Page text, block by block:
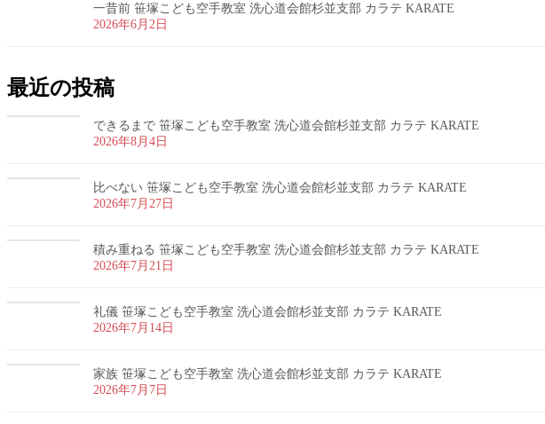
一昔前 笹塚こども空手教室 洗心道会館杉並支部 カラテ KARATE
2026年6月2日
最近の投稿
できるまで 笹塚こども空手教室 洗心道会館杉並支部 カラテ KARATE
2026年8月4日
比べない 笹塚こども空手教室 洗心道会館杉並支部 カラテ KARATE
2026年7月27日
積み重ねる 笹塚こども空手教室 洗心道会館杉並支部 カラテ KARATE
2026年7月21日
礼儀 笹塚こども空手教室 洗心道会館杉並支部 カラテ KARATE
2026年7月14日
家族 笹塚こども空手教室 洗心道会館杉並支部 カラテ KARATE
2026年7月7日